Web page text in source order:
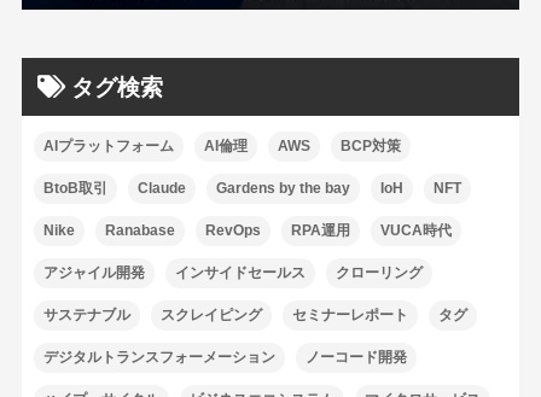
タグ検索
AIプラットフォーム AI倫理 AWS BCP対策
BtoB取引 Claude Gardens by the bay IoH NFT
Nike Ranabase RevOps RPA運用 VUCA時代
アジャイル開発 インサイドセールス クローリング
サステナブル スクレイピング セミナーレポート タグ
デジタルトランスフォーメーション ノーコード開発